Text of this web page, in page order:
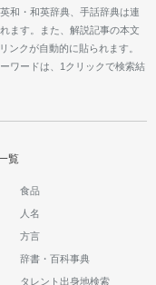
和・和英辞典、手話辞典は連
ます。また、解説記事の本文
ンクが自動的に貼られます。
ワードは、1クリックで検索結
覧
食品
人名
方言
辞書・百科事典
タレント出身地検索